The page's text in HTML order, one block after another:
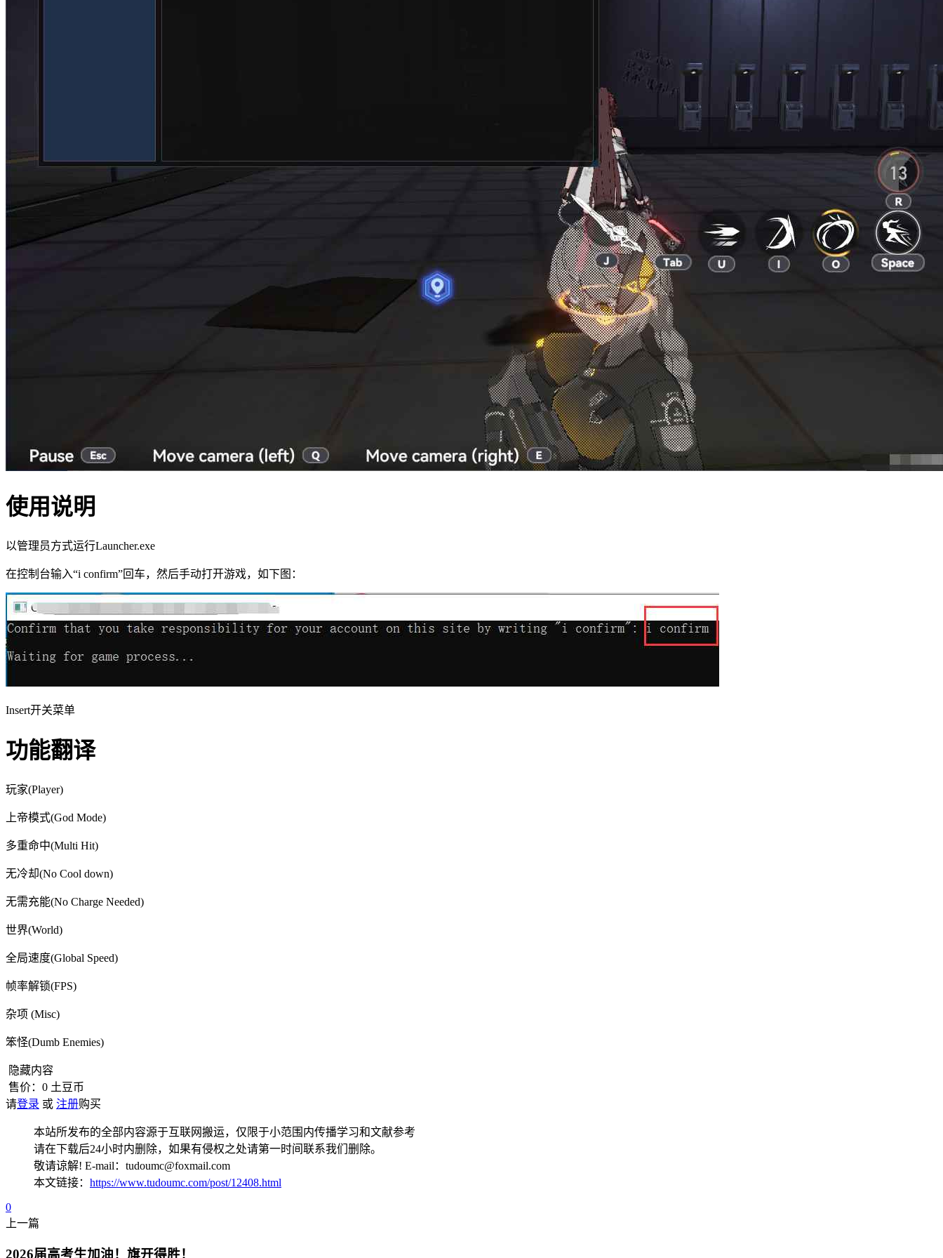
使用说明
以管理员方式运行Launcher.exe
在控制台输入“i confirm”回车，然后手动打开游戏，如下图：
Insert开关菜单
功能翻译
玩家(Player)
上帝模式(God Mode)
多重命中(Multi Hit)
无冷却(No Cool down)
无需充能(No Charge Needed)
世界(World)
全局速度(Global Speed)
帧率解锁(FPS)
杂项 (Misc)
笨怪(Dumb Enemies)
隐藏内容
售价： 0 土豆币
请登录 或 注册购买
本站所发布的全部内容源于互联网搬运，仅限于小范围内传播学习和文献参考
请在下载后24小时内删除，如果有侵权之处请第一时间联系我们删除。
敬请谅解! E-mail：tudoumc@foxmail.com
本文链接： https://www.tudoumc.com/post/12408.html
0
上一篇
2026届高考生加油！旗开得胜！